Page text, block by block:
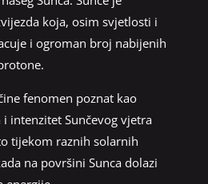
koja, osim svjetlosti i
i ogroman broj nabijenih
fenomen poznat kao
intenzitet Sunčevog vjetra
tijekom raznih solarnih
na površini Sunca dolazi